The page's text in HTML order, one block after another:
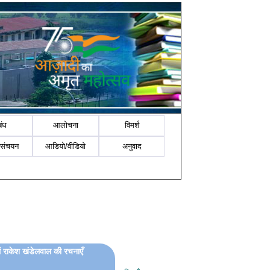
आलोचना विमर्श
आडियो/वीडियो अनुवाद
राकेश खंडेलवाल की रचनाएँ